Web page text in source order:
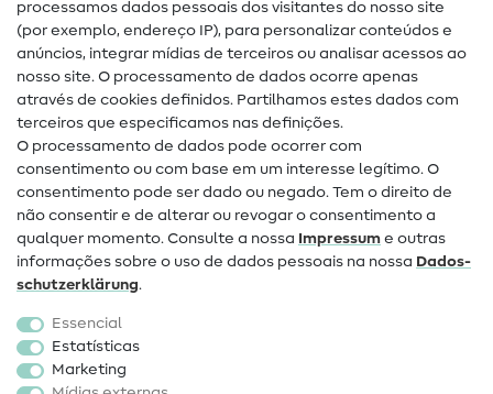
Guias de costura
Ajuda e contacto
Contacto
Mudança de proprietário
Perguntas frequentes (FAQ)
Direito de cancelamento
Popular
Tecidos
Acessórios de costura
processamos dados pessoais dos visitantes do nosso site
(por exemplo, endereço IP), para personalizar conteúdos e
anúncios, integrar mídias de terceiros ou analisar acessos ao
nosso site. O processamento de dados ocorre apenas
através de cookies definidos. Partilhamos estes dados com
terceiros que especificamos nas definições.
O processamento de dados pode ocorrer com
consentimento ou com base em um interesse legítimo. O
consentimento pode ser dado ou negado. Tem o direito de
não consentir e de alterar ou revogar o consentimento a
qualquer momento. Consulte a nossa Impressum e outras
informações sobre o uso de dados pessoais na nossa Dados­
schutz­erklärung.
Essencial
Estatísticas
Marketing